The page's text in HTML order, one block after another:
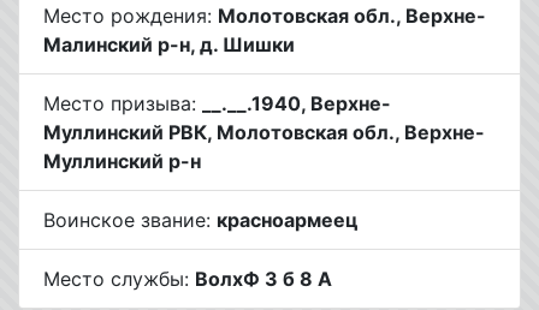
Место рождения: Молотовская обл., Верхне-
Малинский р-н, д. Шишки
Место призыва:
__.__.1940, Верхне-
Муллинский РВК, Молотовская обл., Верхне-
Муллинский р-н
Воинское звание: красноармеец
Место службы: ВолхФ 3 б 8 А